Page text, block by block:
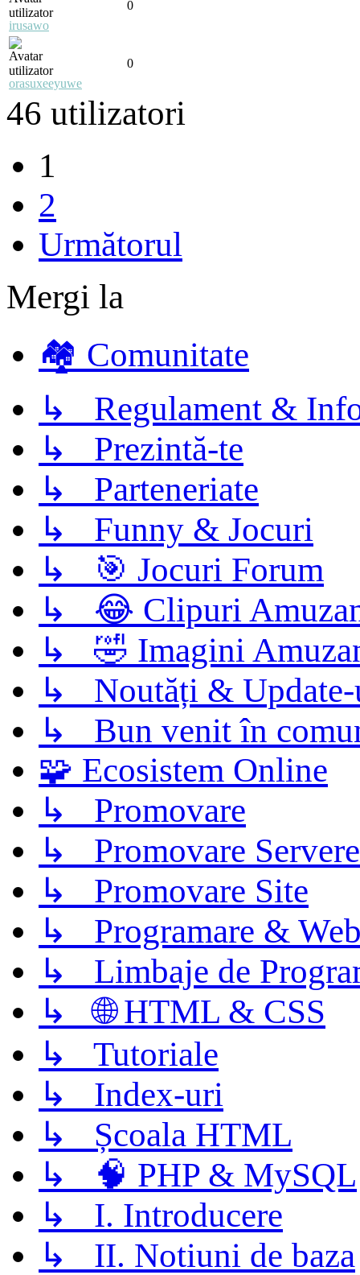
irusawo
0
orasuxeeyuwe
0
46 utilizatori
1
2
Următorul
Mergi la
🏘️ Comunitate
↳ Regulament &
↳ Prezintă-te
↳ Parteneriate
↳ Funny & Jocuri
↳ 🎯 Jocuri Forum
↳ 😂 Clipuri
↳ 🤣 Imagini
↳ Noutăți &
↳ Bun venit în
🧩 Ecosistem Online
↳ Promovare
↳ Promovare Servere
↳ Promovare Site
↳ Programare &
↳ Limbaje de
↳ 🌐 HTML & CSS
↳ Tutoriale
↳ Index-uri
↳ Școala HTML
↳ 🧠 PHP & MySQL
↳ I. Introducere
↳ II. Notiuni de baza